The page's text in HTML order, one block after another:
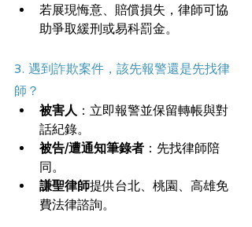
若展現悔意、賠償損失，律師可協
助爭取緩刑或易科罰金。
3. 遇到詐欺案件，該先報警還是先找律
師？
被害人 ：立即報警並保留轉帳與對
話紀錄。
被告/遭通知筆錄者 ：先找律師陪
同。
謙聖律師提供台北、桃園、高雄免
費法律諮詢。